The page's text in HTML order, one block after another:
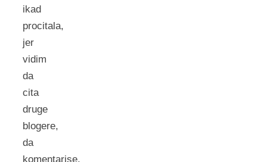
ikad
procitala,
jer
vidim
da
cita
druge
blogere,
da
komentarise,